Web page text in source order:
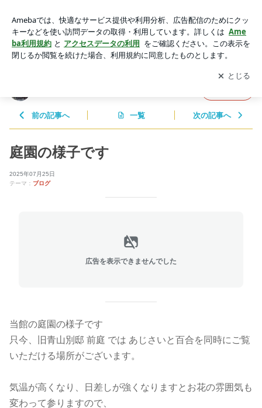
アプリをダウンロードして ブログの更新通知
を受け取りまし
ょう。
開く
前の記事へ 一覧 次の記事へ
庭園の様子です
2025年07月25日
テーマ： ブログ
広告を表示できませんでした
当館の庭園の様子です
只今、旧青山別邸 前庭 では あじさいと百合を同時にご覧
いただける場所がございます。
気温が高くなり、日差しが強くなりますとお花の雰囲気も
変わって参りますので、